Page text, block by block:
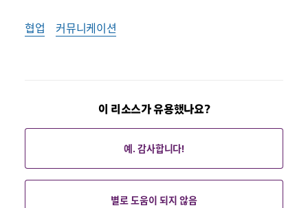
협업 커뮤니케이션
이 리소스가 유용했나요?
예. 감사합니다!
별로 도움이 되지 않음